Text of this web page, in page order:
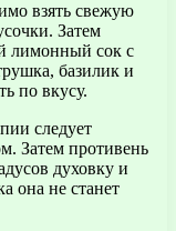
взять свежую
Затем
лимонный сок с
базилик и
по вкусу.
следует
Затем противень
духовку и
она не станет